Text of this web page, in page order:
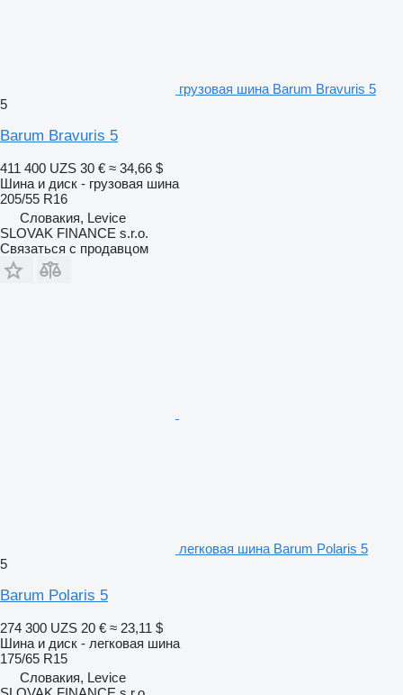
грузовая шина Barum Bravuris 5
5
Barum Bravuris 5
411 400 UZS 30 € ≈ 34,66 $
Шина и диск - грузовая шина
205/55 R16
Словакия, Levice
SLOVAK FINANCE s.r.o.
Связаться с продавцом
легковая шина Barum Polaris 5
5
Barum Polaris 5
274 300 UZS 20 € ≈ 23,11 $
Шина и диск - легковая шина
175/65 R15
Словакия, Levice